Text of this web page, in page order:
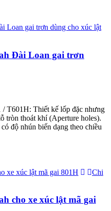
Đài Loan gai trơn
/ T601H: Thiết kế lốp đặc nhưng
tròn thoát khí (Aperture holes).
độ nhún biến dạng theo chiều
Chi
cho xe xúc lật mã gai